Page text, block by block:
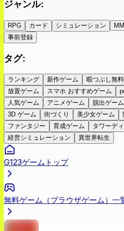
ジャンル:
RPG カード シミュレーション
事前登録
タグ:
ランキング 新作ゲーム 暇つぶし無
放置ゲーム
スマホ おすすめゲーム
人気ゲーム
アニメゲーム 脱出ゲーム
3D ゲーム
街づくり 美少女ゲーム
ファンタジー
育成ゲーム
タワーデ
経営シミュレーション
異世界転生
G123ゲームトップ
無料ゲーム（ブラウザゲーム）一